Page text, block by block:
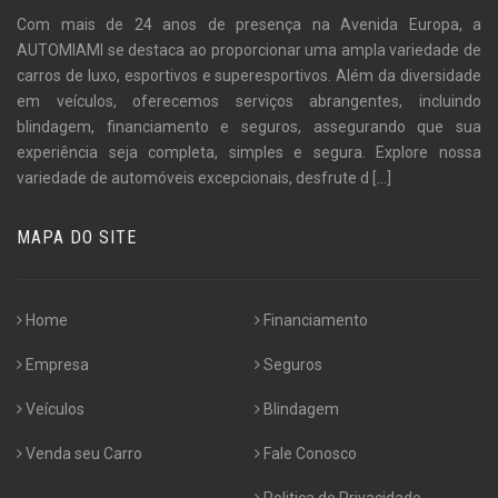
Com mais de 24 anos de presença na Avenida Europa, a
AUTOMIAMI se destaca ao proporcionar uma ampla variedade de
carros de luxo, esportivos e superesportivos. Além da diversidade
em veículos, oferecemos serviços abrangentes, incluindo
blindagem, financiamento e seguros, assegurando que sua
experiência seja completa, simples e segura. Explore nossa
variedade de automóveis excepcionais, desfrute d
MAPA DO SITE
Home
Empresa
Veículos
Venda seu Carro
Financiamento
Seguros
Blindagem
Fale Conosco